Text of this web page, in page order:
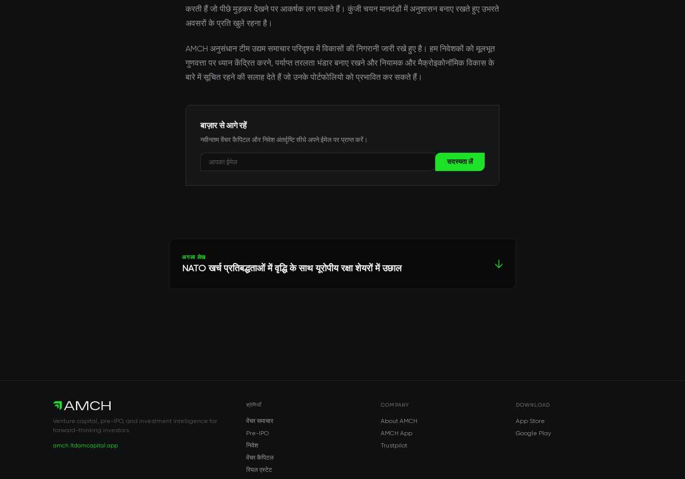
करती हैं जो पीछे मुड़कर देखने पर आकर्षक लग सकते हैं। कुंजी चयन मानदंडों में अनुशासन बनाए रखते हुए उभरते
अवसरों के प्रति खुले रहना है।
AMCH अनुसंधान टीम उद्यम समाचार परिदृश्य में विकासों की निगरानी जारी रखे हुए है। हम निवेशकों को मूलभूत
गुणवत्ता पर ध्यान केंद्रित करने, पर्याप्त तरलता भंडार बनाए रखने और नियामक और मैक्रोइकोनॉमिक विकास के
बारे में सूचित रहने की सलाह देते हैं जो उनके पोर्टफोलियो को प्रभावित कर सकते हैं।
बाज़ार से आगे रहें
नवीनतम वेंचर कैपिटल और निवेश अंतर्दृष्टि सीधे अपने ईमेल पर प्राप्त करें।
सदस्यता लें
अगला लेख
NATO खर्च प्रतिबद्धताओं में वृद्धि के साथ यूरोपीय रक्षा शेयरों में उछाल ↓
Venture capital, pre-IPO, and investment intelligence for
forward-thinking investors.
amch.ltdamcapital.app
श्रेणियाँ
वेंचर समाचार
Pre-IPO
निवेश
वेंचर कैपिटल
रियल एस्टेट
COMPANY
About AMCH
AMCH App
Trustpilot
DOWNLOAD
App Store
Google Play